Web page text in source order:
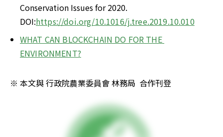
Conservation Issues for 2020.
DOI:https://doi.org/10.1016/j.tree.2019.10.010
WHAT CAN BLOCKCHAIN DO FOR THE
ENVIRONMENT?
※ 本文與 行政院農業委員會 林務局  合作刊登